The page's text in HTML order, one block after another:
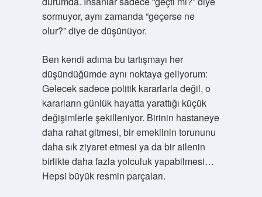
sormuyor, aynı zamanda “geçerse ne
olur?” diye de düşünüyor.
Ben kendi adıma bu tartışmayı her
düşündüğümde aynı noktaya geliyorum:
Gelecek sadece politik kararlarla değil, o
kararların günlük hayatta yarattığı küçük
değişimlerle şekilleniyor. Birinin hastaneye
daha rahat gitmesi, bir emeklinin torununu
daha sık ziyaret etmesi ya da bir ailenin
birlikte daha fazla yolculuk yapabilmesi…
Hepsi büyük resmin parçaları.